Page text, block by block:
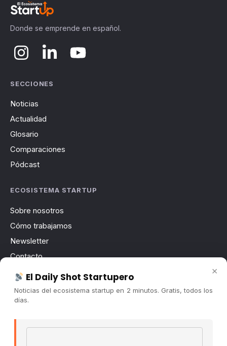
Donde se emprende en español.
SECCIONES
Noticias
Actualidad
Glosario
Comparaciones
Pódcast
ECOSISTEMA STARTUP
Sobre nosotros
Cómo trabajamos
Newsletter
Contacto
Publicidad
Convocatorias
×
El Daily Shot Startupero
Noticias del ecosistema startup en 2 minutos. Gratis, todos los
días.